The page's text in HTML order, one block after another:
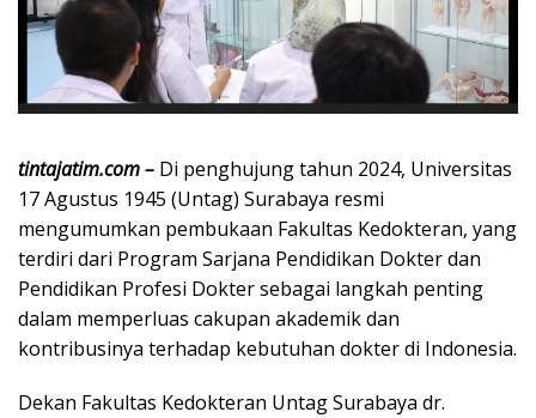
tintajatim.com – Di penghujung tahun 2024, Universitas
17 Agustus 1945 (Untag) Surabaya resmi
mengumumkan pembukaan Fakultas Kedokteran, yang
terdiri dari Program Sarjana Pendidikan Dokter dan
Pendidikan Profesi Dokter sebagai langkah penting
dalam memperluas cakupan akademik dan
kontribusinya terhadap kebutuhan dokter di Indonesia.
Dekan Fakultas Kedokteran Untag Surabaya dr.